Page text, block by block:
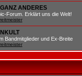
ANDERES
Forum. Erklärt uns die Welt!
Bandmitglieder und Ex-Breite